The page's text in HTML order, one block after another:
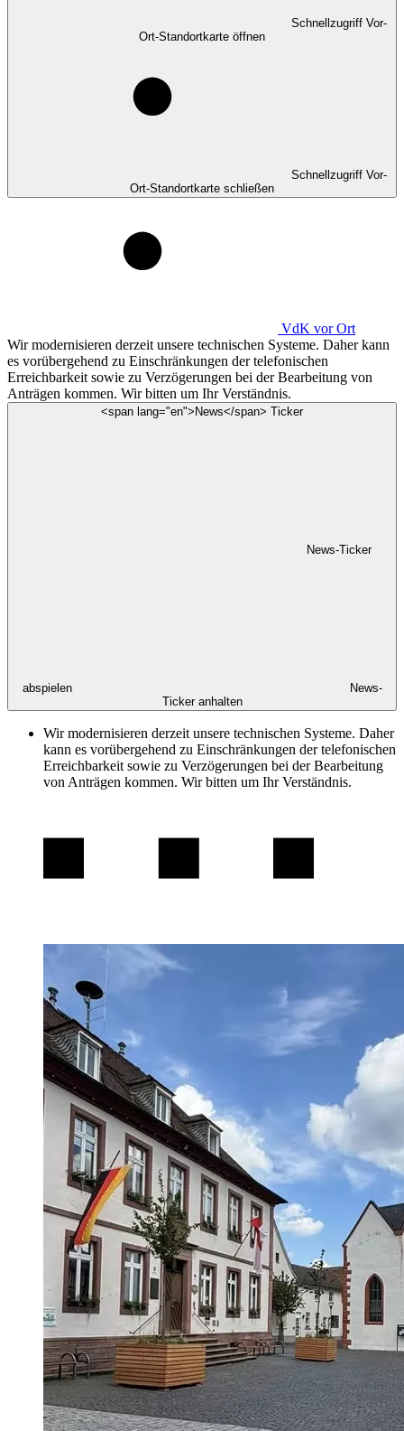
Schnellzugriff Vor-
Ort-Standortkarte öffnen
Schnellzugriff Vor-
Ort-Standortkarte schließen
VdK vor Ort
Wir modernisieren derzeit unsere technischen Systeme. Daher kann
es vorübergehend zu Einschränkungen der telefonischen
Erreichbarkeit sowie zu Verzögerungen bei der Bearbeitung von
Anträgen kommen. Wir bitten um Ihr Verständnis.
<span lang="en">News</span> Ticker
News-Ticker
abspielen
News-
Ticker anhalten
Wir modernisieren derzeit unsere technischen Systeme. Daher
kann es vorübergehend zu Einschränkungen der telefonischen
Erreichbarkeit sowie zu Verzögerungen bei der Bearbeitung
von Anträgen kommen. Wir bitten um Ihr Verständnis.